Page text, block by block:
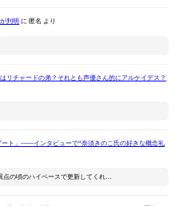
判明 に 匿名 より
リチャードの弟？それとも声優さん的にアルケイデス？
ート」――インタビューで“奈須きのこ氏の好きな概念礼
点の頃のハイペースで更新してくれ…